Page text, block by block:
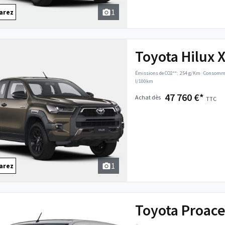
1
1
Toyota Hilux
Émissions de CO2**: 254 g/Km ·
l/100km
Achat dès 47 760 €* TTC
Toyota